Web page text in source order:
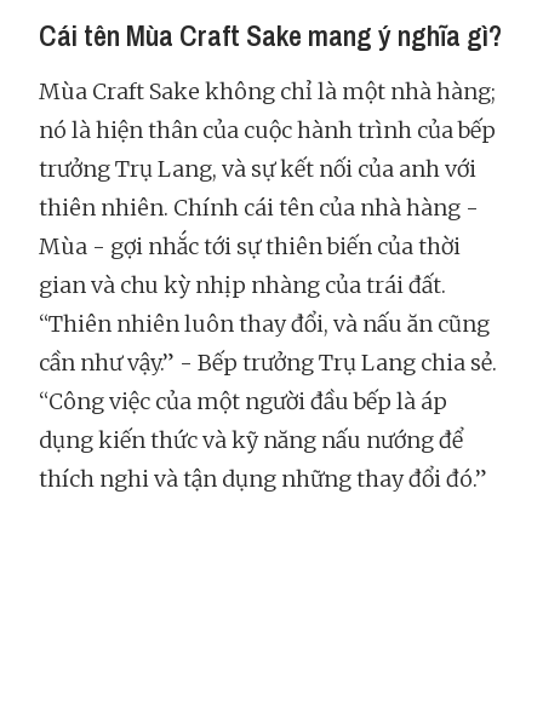
Cái tên Mùa Craft Sake mang ý nghĩa gì?
Mùa Craft Sake không chỉ là một nhà hàng;
nó là hiện thân của cuộc hành trình của bếp
trưởng Trụ Lang, và sự kết nối của anh với
thiên nhiên. Chính cái tên của nhà hàng -
Mùa - gợi nhắc tới sự thiên biến của thời
gian và chu kỳ nhịp nhàng của trái đất.
“Thiên nhiên luôn thay đổi, và nấu ăn cũng
cần như vậy.” - Bếp trưởng Trụ Lang chia sẻ.
“Công việc của một người đầu bếp là áp
dụng kiến thức và kỹ năng nấu nướng để
thích nghi và tận dụng những thay đổi đó.”